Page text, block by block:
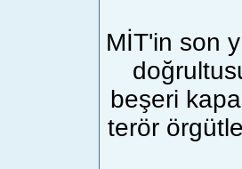
MİT'in son
beşeri
terör